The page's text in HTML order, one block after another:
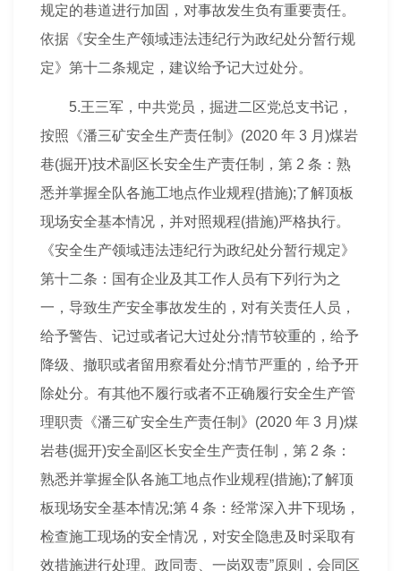
规定的巷道进行加固，对事故发生负有重要责任。
依据《安全生产领域违法违纪行为政纪处分暂行规
定》第十二条规定，建议给予记大过处分。
5.王三军，中共党员，掘进二区党总支书记，
按照《潘三矿安全生产责任制》(2020 年 3 月)煤岩
巷(掘开)技术副区长安全生产责任制，第 2 条：熟
悉并掌握全队各施工地点作业规程(措施);了解顶板
现场安全基本情况，并对照规程(措施)严格执行。
《安全生产领域违法违纪行为政纪处分暂行规定》
第十二条：国有企业及其工作人员有下列行为之
一，导致生产安全事故发生的，对有关责任人员，
给予警告、记过或者记大过处分;情节较重的，给予
降级、撤职或者留用察看处分;情节严重的，给予开
除处分。有其他不履行或者不正确履行安全生产管
理职责《潘三矿安全生产责任制》(2020 年 3 月)煤
岩巷(掘开)安全副区长安全生产责任制，第 2 条：
熟悉并掌握全队各施工地点作业规程(措施);了解顶
板现场安全基本情况;第 4 条：经常深入井下现场，
检查施工现场的安全情况，对安全隐患及时采取有
效措施进行处理。政同责、一岗双责”原则，会同区